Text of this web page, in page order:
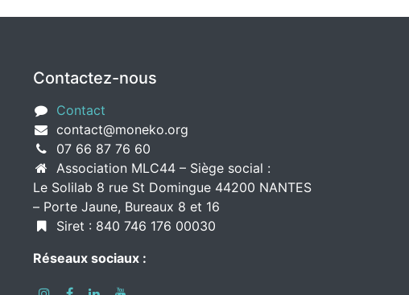
Contactez-nous
Contact
contact@moneko.org
07 66 87 76 60
Association MLC44 – Siège social :
Le Solilab 8 rue St Domingue 44200 NANTES
– Porte Jaune, Bureaux 8 et 16
Siret : 840 746 176 00030
Réseaux sociaux :